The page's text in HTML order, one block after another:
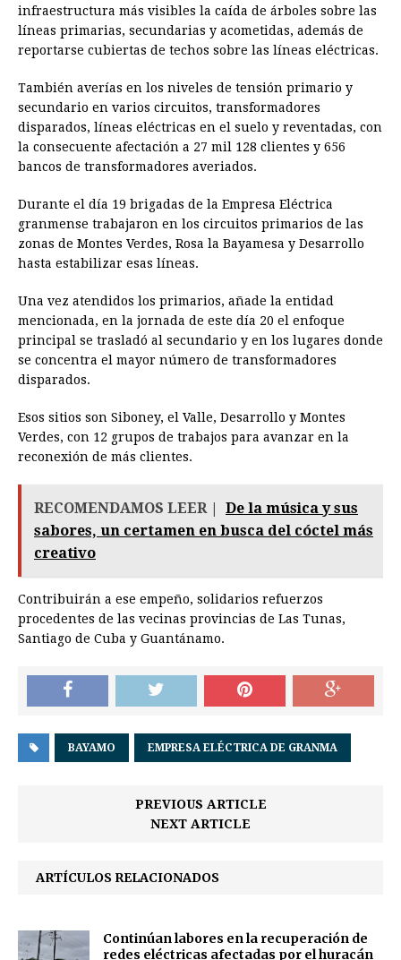
infraestructura más visibles la caída de árboles sobre las
líneas primarias, secundarias y acometidas, además de
reportarse cubiertas de techos sobre las líneas eléctricas.
También averías en los niveles de tensión primario y
secundario en varios circuitos, transformadores
disparados, líneas eléctricas en el suelo y reventadas, con
la consecuente afectación a 27 mil 128 clientes y 656
bancos de transformadores averiados.
Durante el día 19 brigadas de la Empresa Eléctrica
granmense trabajaron en los circuitos primarios de las
zonas de Montes Verdes, Rosa la Bayamesa y Desarrollo
hasta estabilizar esas líneas.
Una vez atendidos los primarios, añade la entidad
mencionada, en la jornada de este día 20 el enfoque
principal se trasladó al secundario y en los lugares donde
se concentra el mayor número de transformadores
disparados.
Esos sitios son Siboney, el Valle, Desarrollo y Montes
Verdes, con 12 grupos de trabajos para avanzar en la
reconexión de más clientes.
RECOMENDAMOS LEER |
De la música y sus
sabores, un certamen en busca del cóctel más
creativo
Contribuirán a ese empeño, solidarios refuerzos
procedentes de las vecinas provincias de Las Tunas,
Santiago de Cuba y Guantánamo.
BAYAMO EMPRESA ELÉCTRICA DE GRANMA
PREVIOUS ARTICLE
NEXT ARTICLE
ARTÍCULOS RELACIONADOS
Continúan labores en la recuperación de
redes eléctricas afectadas por el huracán